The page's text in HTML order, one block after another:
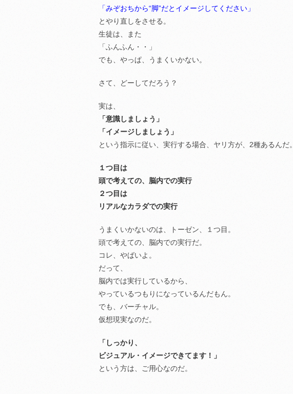
「みぞおちから“脚”だとイメージしてください」
とやり直しをさせる。
生徒は、また
「ふんふん・・」
でも、やっぱ、うまくいかない。
さて、どーしてだろう？
実は、
「意識しましょう」
「イメージしましょう」
という指示に従い、実行する場合、ヤリ方が、2種あるんだ。
１つ目は
頭で考えての、脳内での実行
２つ目は
リアルなカラダでの実行
うまくいかないのは、トーゼン、１つ目。
頭で考えての、脳内での実行だ。
コレ、やばいよ。
だって、
脳内では実行しているから、
やっているつもりになっているんだもん。
でも、バーチャル。
仮想現実なのだ。
「しっかり、
ビジュアル・イメージできてます！」
という方は、ご用心なのだ。